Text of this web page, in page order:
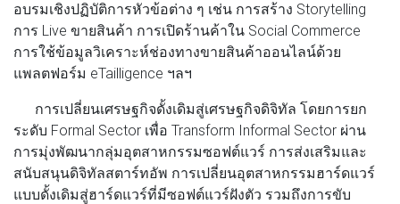
อบรมเชิงปฏิบัติการหัวข้อต่าง ๆ เช่น การสร้าง Storytelling
การ Live ขายสินค้า การเปิดร้านค้าใน Social Commerce
การใช้ข้อมูลวิเคราะห์ช่องทางขายสินค้าออนไลน์ด้วย
แพลตฟอร์ม eTailligence ฯลฯ
การเปลี่ยนเศรษฐกิจดั้งเดิมสู่เศรษฐกิจดิจิทัล โดยการยก
ระดับ Formal Sector เพื่อ Transform Informal Sector ผ่าน
การมุ่งพัฒนากลุ่มอุตสาหกรรมซอฟต์แวร์ การส่งเสริมและ
สนับสนุนดิจิทัลสตาร์ทอัพ การเปลี่ยนอุตสาหกรรมฮาร์ดแวร์
แบบดั้งเดิมสู่ฮาร์ดแวร์ที่มีซอฟต์แวร์ฝังตัว รวมถึงการขับ